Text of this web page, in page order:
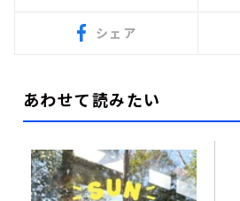
シェア
あわせて読みたい